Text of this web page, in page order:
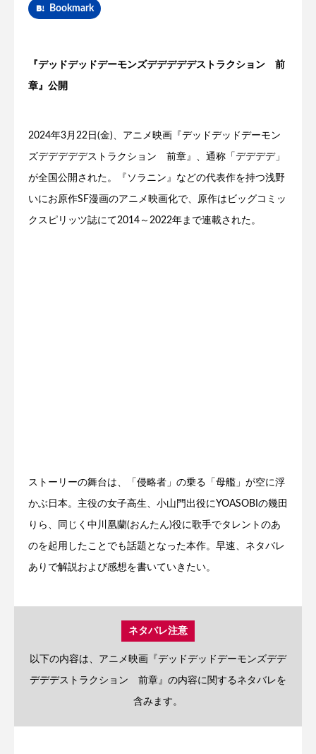
Bookmark
『デッドデッドデーモンズデデデデデストラクション 前
章』公開
2024年3月22日(金)、アニメ映画『デッドデッドデーモン
ズデデデデデストラクション 前章』、通称「デデデデ」
が全国公開された。『ソラニン』などの代表作を持つ浅野
いにお原作SF漫画のアニメ映画化で、原作はビッグコミッ
クスピリッツ誌にて2014～2022年まで連載された。
ストーリーの舞台は、「侵略者」の乗る「母艦」が空に浮
かぶ日本。主役の女子高生、小山門出役にYOASOBIの幾田
りら、同じく中川凰蘭(おんたん)役に歌手でタレントのあ
のを起用したことでも話題となった本作。早速、ネタバレ
ありで解説および感想を書いていきたい。
ネタバレ注意
以下の内容は、アニメ映画『デッドデッドデーモンズデデ
デデデストラクション 前章』の内容に関するネタバレを
含みます。